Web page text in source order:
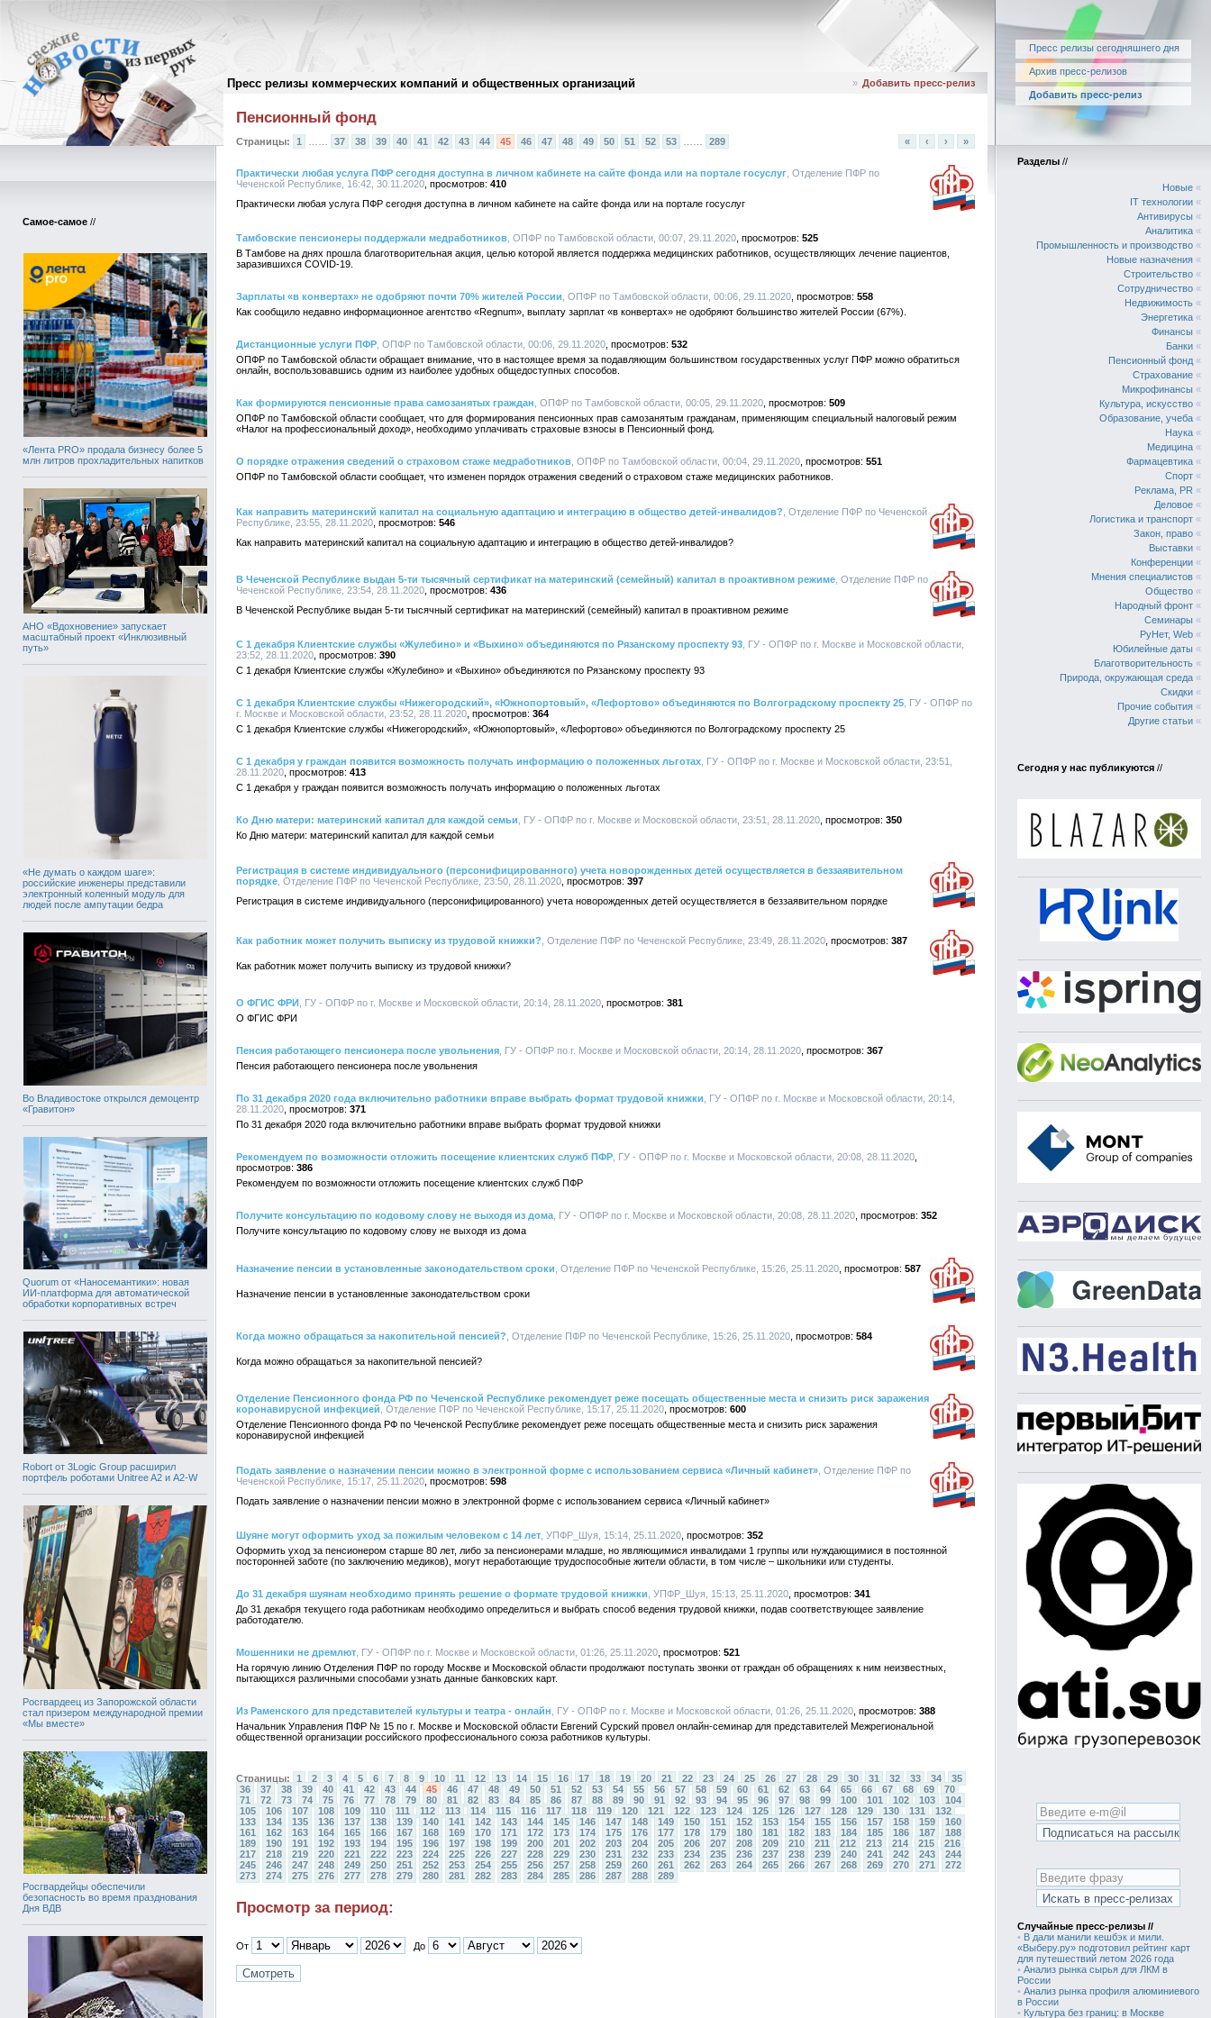
Пресс релизы коммерческих компаний и общественных организаций
Пресс релизы сегодняшнего дня
Архив пресс-релизов
Добавить пресс-релиз
Самое-самое //
«Лента PRO» продала бизнесу более 5
млн литров прохладительных напитков
АНО «Вдохновение» запускает
масштабный проект «Инклюзивный
путь»
«Не думать о каждом шаге»:
российские инженеры представили
электронный коленный модуль для
людей после ампутации бедра
Во Владивостоке открылся демоцентр
«Гравитон»
Quorum от «Наносемантики»: новая
ИИ-платформа для автоматической
обработки корпоративных встреч
Robort от 3Logic Group расширил
портфель роботами Unitree A2 и A2-W
Росгвардеец из Запорожской области
стал призером международной премии
«Мы вместе»
Росгвардейцы обеспечили
безопасность во время празднования
Дня ВДВ
Архив пресс-релизов// » Добавить пресс-релиз
Пенсионный фонд
Страницы: 1 37 38 39 40 41 42 43 44 45 46 47 48 49 50 51 52 53 289 « ‹ › »
Практически любая услуга ПФР сегодня доступна в личном кабинете на сайте фонда или на портале госуслуг , Отделение ПФР по
Чеченской Республике, 16:42, 30.11.2020
410
Практически любая услуга ПФР сегодня доступна в личном кабинете на сайте фонда или на портале госуслуг
Тамбовские пенсионеры поддержали медработников , ОПФР по Тамбовской области, 00:07, 29.11.2020
525
В Тамбове на днях прошла благотворительная акция, целью которой является поддержка медицинских работников, осуществляющих лечение пациентов,
заразившихся COVID-19.
Зарплаты «в конвертах» не одобряют почти 70% жителей России , ОПФР по Тамбовской области, 00:06, 29.11.2020
558
Как сообщило недавно информационное агентство «Regnum», выплату зарплат «в конвертах» не одобряют большинство жителей России (67%).
Дистанционные услуги ПФР , ОПФР по Тамбовской области, 00:06, 29.11.2020
532
ОПФР по Тамбовской области обращает внимание, что в настоящее время за подавляющим большинством государственных услуг ПФР можно обратиться
онлайн, воспользовавшись одним из наиболее удобных общедоступных способов.
Как формируются пенсионные права самозанятых граждан , ОПФР по Тамбовской области, 00:05, 29.11.2020
509
ОПФР по Тамбовской области сообщает, что для формирования пенсионных прав самозанятым гражданам, применяющим специальный налоговый режим
«Налог на профессиональный доход», необходимо уплачивать страховые взносы в Пенсионный фонд.
О порядке отражения сведений о страховом стаже медработников , ОПФР по Тамбовской области, 00:04, 29.11.2020
551
ОПФР по Тамбовской области сообщает, что изменен порядок отражения сведений о страховом стаже медицинских работников.
Как направить материнский капитал на социальную адаптацию и интеграцию в общество детей-инвалидов? , Отделение ПФР по Чеченской
Республике, 23:55, 28.11.2020
546
Как направить материнский капитал на социальную адаптацию и интеграцию в общество детей-инвалидов?
В Чеченской Республике выдан 5-ти тысячный сертификат на материнский (семейный) капитал в проактивном режиме , Отделение ПФР по
Чеченской Республике, 23:54, 28.11.2020
436
В Чеченской Республике выдан 5-ти тысячный сертификат на материнский (семейный) капитал в проактивном режиме
С 1 декабря Клиентские службы «Жулебино» и «Выхино» объединяются по Рязанскому проспекту 93 , ГУ - ОПФР по г. Москве и Московской области,
23:52, 28.11.2020
390
С 1 декабря Клиентские службы «Жулебино» и «Выхино» объединяются по Рязанскому проспекту 93
С 1 декабря Клиентские службы «Нижегородский», «Южнопортовый», «Лефортово» объединяются по Волгоградскому проспекту 25 , ГУ - ОПФР по
г. Москве и Московской области, 23:52, 28.11.2020
364
С 1 декабря Клиентские службы «Нижегородский», «Южнопортовый», «Лефортово» объединяются по Волгоградскому проспекту 25
С 1 декабря у граждан появится возможность получать информацию о положенных льготах , ГУ - ОПФР по г. Москве и Московской области, 23:51,
28.11.2020
413
С 1 декабря у граждан появится возможность получать информацию о положенных льготах
Ко Дню матери: материнский капитал для каждой семьи , ГУ - ОПФР по г. Москве и Московской области, 23:51, 28.11.2020
350
Ко Дню матери: материнский капитал для каждой семьи
Регистрация в системе индивидуального (персонифицированного) учета новорожденных детей осуществляется в беззаявительном
порядке , Отделение ПФР по Чеченской Республике, 23:50, 28.11.2020
397
Регистрация в системе индивидуального (персонифицированного) учета новорожденных детей осуществляется в беззаявительном порядке
Как работник может получить выписку из трудовой книжки? , Отделение ПФР по Чеченской Республике, 23:49, 28.11.2020 387
Как работник может получить выписку из трудовой книжки?
О ФГИС ФРИ , ГУ - ОПФР по г. Москве и Московской области, 20:14, 28.11.2020
381
О ФГИС ФРИ
Пенсия работающего пенсионера после увольнения , ГУ - ОПФР по г. Москве и Московской области, 20:14, 28.11.2020
367
Пенсия работающего пенсионера после увольнения
По 31 декабря 2020 года включительно работники вправе выбрать формат трудовой книжки , ГУ - ОПФР по г. Москве и Московской области, 20:14,
28.11.2020
371
По 31 декабря 2020 года включительно работники вправе выбрать формат трудовой книжки
Рекомендуем по возможности отложить посещение клиентских служб ПФР , ГУ - ОПФР по г. Москве и Московской области, 20:08, 28.11.2020
386
Рекомендуем по возможности отложить посещение клиентских служб ПФР
Получите консультацию по кодовому слову не выходя из дома , ГУ - ОПФР по г. Москве и Московской области, 20:08, 28.11.2020
352
Получите консультацию по кодовому слову не выходя из дома
Назначение пенсии в установленные законодательством сроки , Отделение ПФР по Чеченской Республике, 15:26, 25.11.2020 587
Назначение пенсии в установленные законодательством сроки
Когда можно обращаться за накопительной пенсией? , Отделение ПФР по Чеченской Республике, 15:26, 25.11.2020 584
Когда можно обращаться за накопительной пенсией?
Отделение Пенсионного фонда РФ по Чеченской Республике рекомендует реже посещать общественные места и снизить риск заражения
коронавирусной инфекцией , Отделение ПФР по Чеченской Республике, 15:17, 25.11.2020
600
Отделение Пенсионного фонда РФ по Чеченской Республике рекомендует реже посещать общественные места и снизить риск заражения
коронавирусной инфекцией
Подать заявление о назначении пенсии можно в электронной форме с использованием сервиса «Личный кабинет» , Отделение ПФР по
Чеченской Республике, 15:17, 25.11.2020
598
Подать заявление о назначении пенсии можно в электронной форме с использованием сервиса «Личный кабинет»
Шуяне могут оформить уход за пожилым человеком с 14 лет , УПФР_Шуя, 15:14, 25.11.2020
352
Оформить уход за пенсионером старше 80 лет, либо за пенсионерами младше, но являющимися инвалидами 1 группы или нуждающимися в постоянной
посторонней заботе (по заключению медиков), могут неработающие трудоспособные жители области, в том числе – школьники или студенты.
До 31 декабря шуянам необходимо принять решение о формате трудовой книжки , УПФР_Шуя, 15:13, 25.11.2020
341
До 31 декабря текущего года работникам необходимо определиться и выбрать способ ведения трудовой книжки, подав соответствующее заявление
работодателю.
Мошенники не дремлют , ГУ - ОПФР по г. Москве и Московской области, 01:26, 25.11.2020
521
На горячую линию Отделения ПФР по городу Москве и Московской области продолжают поступать звонки от граждан об обращениях к ним неизвестных,
пытающихся различными способами узнать данные банковских карт.
Из Раменского для представителей культуры и театра - онлайн , ГУ - ОПФР по г. Москве и Московской области, 01:26, 25.11.2020
388
Начальник Управления ПФР № 15 по г. Москве и Московской области Евгений Сурский провел онлайн-семинар для представителей Межрегиональной
общественной организации российского профессионального союза работников культуры.
Страницы: 1 2 3 4 5 6 7 8 9 10 11 12 13 14 15 16 17 18 19 20 21 22 23 24 25 26 27 28 29 30 31 32 33 34
35
36
37 38 39 40 41 42 43 44 45 46 47 48 49 50 51 52 53 54 55 56 57 58 59 60 61 62 63 64 65 66 67 68 69
70
71
72 73 74 75 76 77 78 79 80 81 82 83 84 85 86 87 88 89 90 91 92 93 94 95 96 97 98 99 100 101 102 103
104
105
106 107 108 109 110 111 112 113 114 115 116 117 118 119 120 121 122 123 124 125 126 127 128 129 130 131
132
133
134 135 136 137 138 139 140 141 142 143 144 145 146 147 148 149 150 151 152 153 154 155 156 157 158 159
160
161
162 163 164 165 166 167 168 169 170 171 172 173 174 175 176 177 178 179 180 181 182 183 184 185 186 187
188
189
190 191 192 193 194 195 196 197 198 199 200 201 202 203 204 205 206 207 208 209 210 211 212 213 214 215
216
217
218 219 220 221 222 223 224 225 226 227 228 229 230 231 232 233 234 235 236 237 238 239 240 241 242 243
244
245
246 247 248 249 250 251 252 253 254 255 256 257 258 259 260 261 262 263 264 265 266 267 268 269 270 271
272
273
274 275 276 277 278 279 280 281 282 283 284 285 286 287 288 289
Просмотр за период:
От До
Разделы //
Новые «
IT технологии «
Антивирусы «
Аналитика «
Промышленность и производство «
Новые назначения «
Строительство «
Сотрудничество «
Недвижимость «
Энергетика «
Финансы «
Банки «
Пенсионный фонд «
Страхование «
Микрофинансы «
Культура, искусство «
Образование, учеба «
Наука «
Медицина «
Фармацевтика «
Спорт «
Реклама, PR «
Деловое «
Логистика и транспорт «
Закон, право «
Выставки «
Конференции «
Мнения специалистов «
Общество «
Народный фронт «
Семинары «
РуНет, Web «
Юбилейные даты «
Благотворительность «
Природа, окружающая среда «
Скидки «
Прочие события «
Другие статьи «
Сегодня у нас публикуются //
Случайные пресс-релизы //
• В дали манили кешбэк и мили.
«Выберу.ру» подготовил рейтинг карт
для путешествий летом 2026 года
• Анализ рынка сырья для ЛКМ в
России
• Анализ рынка профиля алюминиевого
в России
• Культура без границ: в Москве